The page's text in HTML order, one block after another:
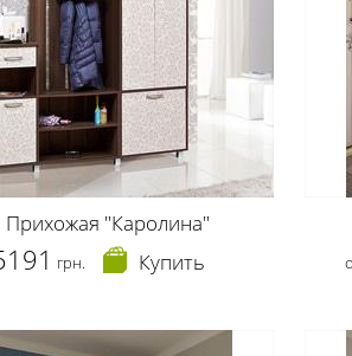
Прихожая "Каролина"
грн. Купить